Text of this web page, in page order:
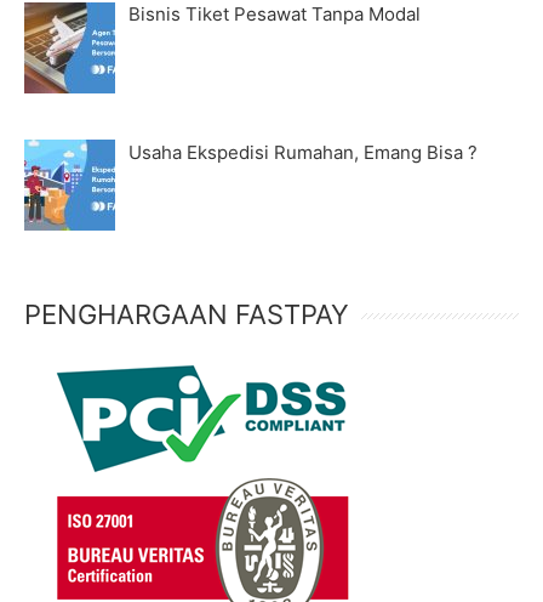
Bisnis Tiket Pesawat Tanpa Modal
Usaha Ekspedisi Rumahan, Emang Bisa ?
PENGHARGAAN FASTPAY